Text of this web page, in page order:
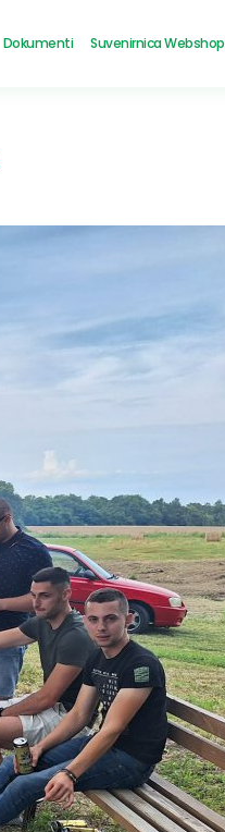
Dokumenti Suvenirnica Webshop